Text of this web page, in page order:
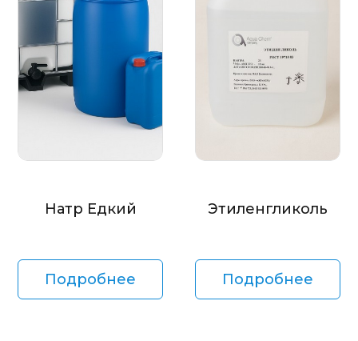
Натр Едкий
Подробнее
Этиленгликоль
Подробнее